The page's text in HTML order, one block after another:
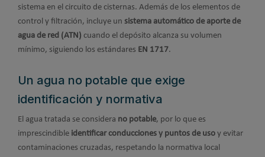
sistema en el circuito de cisternas. Además de los elementos de
control y filtración, incluye un sistema automático de aporte de
agua de red (ATN) cuando el depósito alcanza su volumen
mínimo, siguiendo los estándares EN 1717.
Un agua no potable que exige
identificación y normativa
El agua tratada se considera no potable, por lo que es
imprescindible identificar conducciones y puntos de uso y evitar
contaminaciones cruzadas, respetando la normativa local